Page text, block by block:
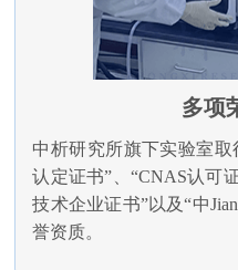
多项
中析研究所旗下实验室
认定证书”、“CNAS认可
技术企业证书”以及“中
誉资质。